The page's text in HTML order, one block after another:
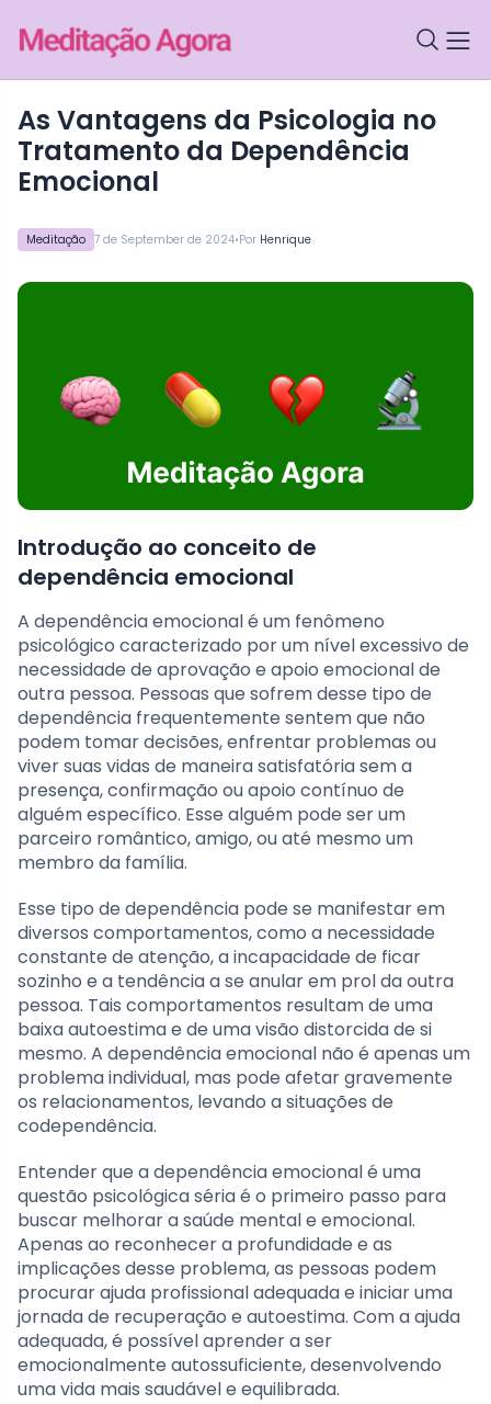
Meditação 7 de September de 2024•Por Henrique
As Vantagens da Psicologia no
Tratamento da Dependência
Emocional
Introdução ao conceito de
dependência emocional
A dependência emocional é um fenômeno
psicológico caracterizado por um nível excessivo de
necessidade de aprovação e apoio emocional de
outra pessoa. Pessoas que sofrem desse tipo de
dependência frequentemente sentem que não
podem tomar decisões, enfrentar problemas ou
viver suas vidas de maneira satisfatória sem a
presença, confirmação ou apoio contínuo de
alguém específico. Esse alguém pode ser um
parceiro romântico, amigo, ou até mesmo um
membro da família.
Esse tipo de dependência pode se manifestar em
diversos comportamentos, como a necessidade
constante de atenção, a incapacidade de ficar
sozinho e a tendência a se anular em prol da outra
pessoa. Tais comportamentos resultam de uma
baixa autoestima e de uma visão distorcida de si
mesmo. A dependência emocional não é apenas um
problema individual, mas pode afetar gravemente
os relacionamentos, levando a situações de
codependência.
Entender que a dependência emocional é uma
questão psicológica séria é o primeiro passo para
buscar melhorar a saúde mental e emocional.
Apenas ao reconhecer a profundidade e as
implicações desse problema, as pessoas podem
procurar ajuda profissional adequada e iniciar uma
jornada de recuperação e autoestima. Com a ajuda
adequada, é possível aprender a ser
emocionalmente autossuficiente, desenvolvendo
uma vida mais saudável e equilibrada.